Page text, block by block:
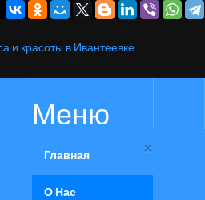
Меню
×
Главная
О Нас